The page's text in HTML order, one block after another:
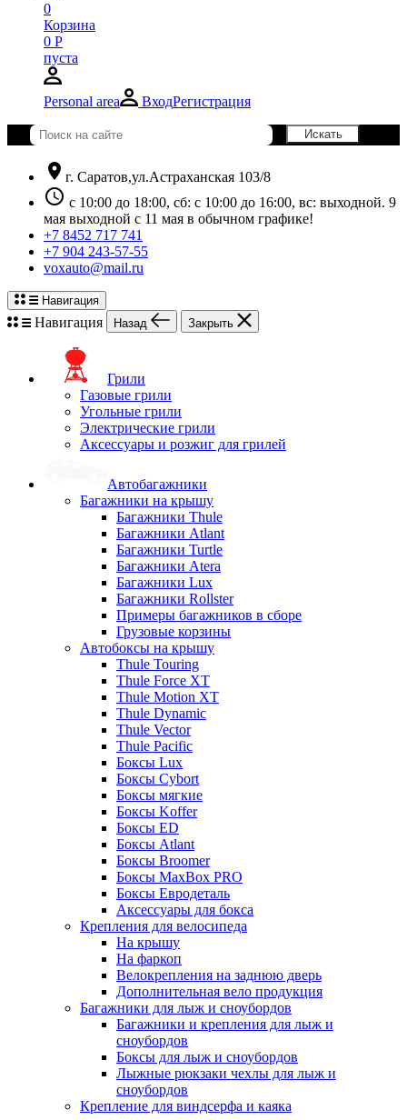
0
Корзина
0 Р
пуста
Personal area ВходРегистрация
location_on г. Саратов,ул.Астраханская 103/8
schedule с 10:00 до 18:00, сб: с 10:00 до 16:00, вс: выходной. 9
мая выходной с 11 мая в обычном графике!
+7 8452 717 741
+7 904 243-57-55
voxauto@mail.ru
Навигация
Навигация Назад Закрыть
Грили
Газовые грили
Угольные грили
Электрические грили
Аксессуары и розжиг для грилей
Автобагажники
Багажники на крышу
Багажники Thule
Багажники Atlant
Багажники Turtle
Багажники Atera
Багажники Lux
Багажники Rollster
Примеры багажников в сборе
Грузовые корзины
Автобоксы на крышу
Thule Touring
Thule Force XT
Thule Motion XT
Thule Dynamic
Thule Vector
Thule Pacific
Боксы Lux
Боксы Cybort
Боксы мягкие
Боксы Koffer
Боксы ED
Боксы Atlant
Боксы Broomer
Боксы MaxBox PRO
Боксы Евродеталь
Аксессуары для бокса
Крепления для велосипеда
На крышу
На фаркоп
Велокрепления на заднюю дверь
Дополнительная вело продукция
Багажники для лыж и сноубордов
Багажники и крепления для лыж и
сноубордов
Боксы для лыж и сноубордов
Лыжные рюкзаки чехлы для лыж и
сноубордов
Крепление для виндсерфа и каяка